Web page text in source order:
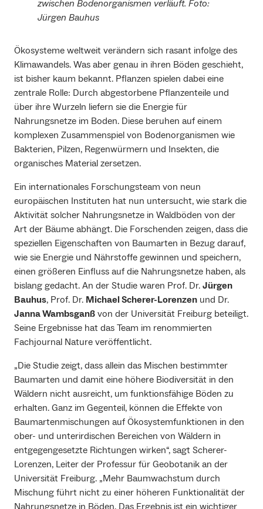
zwischen Bodenorganismen verläuft. Foto:
Jürgen Bauhus
Ökosysteme weltweit verändern sich rasant infolge des
Klimawandels. Was aber genau in ihren Böden geschieht,
ist bisher kaum bekannt. Pflanzen spielen dabei eine
zentrale Rolle: Durch abgestorbene Pflanzenteile und
über ihre Wurzeln liefern sie die Energie für
Nahrungsnetze im Boden. Diese beruhen auf einem
komplexen Zusammenspiel von Bodenorganismen wie
Bakterien, Pilzen, Regenwürmern und Insekten, die
organisches Material zersetzen.
Ein internationales Forschungsteam von neun
europäischen Instituten hat nun untersucht, wie stark die
Aktivität solcher Nahrungsnetze in Waldböden von der
Art der Bäume abhängt. Die Forschenden zeigen, dass die
speziellen Eigenschaften von Baumarten in Bezug darauf,
wie sie Energie und Nährstoffe gewinnen und speichern,
einen größeren Einfluss auf die Nahrungsnetze haben, als
bislang gedacht. An der Studie waren Prof. Dr. Jürgen
Bauhus, Prof. Dr. Michael Scherer-Lorenzen und Dr.
Janna Wambsganß von der Universität Freiburg beteiligt.
Seine Ergebnisse hat das Team im renommierten
Fachjournal Nature veröffentlicht.
„Die Studie zeigt, dass allein das Mischen bestimmter
Baumarten und damit eine höhere Biodiversität in den
Wäldern nicht ausreicht, um funktionsfähige Böden zu
erhalten. Ganz im Gegenteil, können die Effekte von
Baumartenmischungen auf Ökosystemfunktionen in den
ober- und unterirdischen Bereichen von Wäldern in
entgegengesetzte Richtungen wirken“, sagt Scherer-
Lorenzen, Leiter der Professur für Geobotanik an der
Universität Freiburg. „Mehr Baumwachstum durch
Mischung führt nicht zu einer höheren Funktionalität der
Nahrungsnetze in Böden. Das Ergebnis ist ein wichtiger